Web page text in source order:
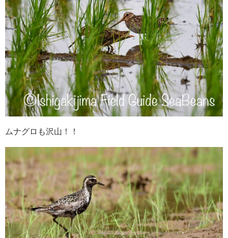
ムナグロも沢山！！